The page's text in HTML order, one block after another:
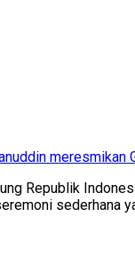
meresmikan
Republik